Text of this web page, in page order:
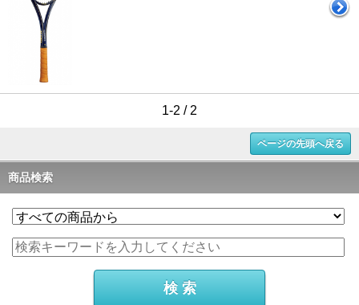
1-2 / 2
ページの先頭へ戻る
商品検索